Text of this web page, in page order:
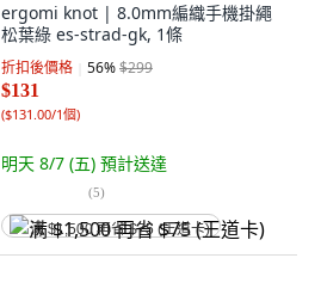
ergomi knot | 8.0mm編織手機掛繩
松葉綠 es-strad-gk, 1條
折扣後價格 56%$299
$131
($131.00/1個)
明天 8/7 (五) 預計送達
(5)
满 $1,500 再省 $75 (王道卡)